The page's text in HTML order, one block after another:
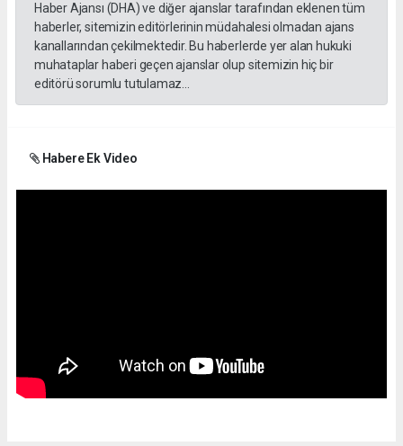
Haber Ajansı (DHA) ve diğer ajanslar tarafından eklenen tüm
haberler, sitemizin editörlerinin müdahalesi olmadan ajans
kanallarından çekilmektedir. Bu haberlerde yer alan hukuki
muhataplar haberi geçen ajanslar olup sitemizin hiç bir
editörü sorumlu tutulamaz...
Habere Ek Video